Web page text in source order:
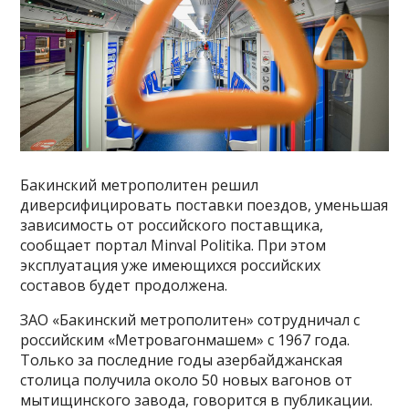
Бакинский метрополитен решил
диверсифицировать поставки поездов, уменьшая
зависимость от российского поставщика,
сообщает портал Minval Politika. При этом
эксплуатация уже имеющихся российских
составов будет продолжена.
ЗАО «Бакинский метрополитен» сотрудничал с
российским «Метровагонмашем» с 1967 года.
Только за последние годы азербайджанская
столица получила около 50 новых вагонов от
мытищинского завода, говорится в публикации.